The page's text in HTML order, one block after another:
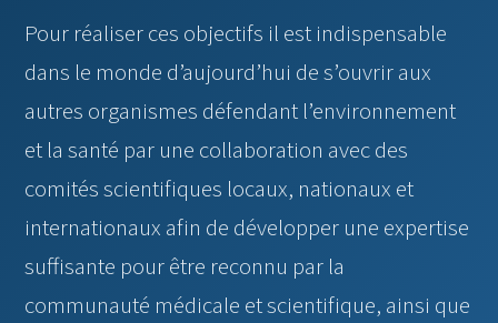
Pour réaliser ces objectifs il est indispensable
dans le monde d’aujourd’hui de s’ouvrir aux
autres organismes défendant l’environnement
et la santé par une collaboration avec des
comités scientifiques locaux, nationaux et
internationaux afin de développer une expertise
suffisante pour être reconnu par la
communauté médicale et scientifique, ainsi que